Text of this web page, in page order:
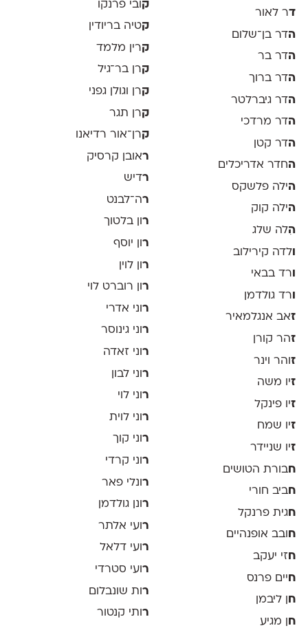
דר לאור
הדר בן־שלום
הדר בר
הדר ברוך
הדר גיברלטר
הדר מרדכי
הדר קטן
החדר אדריכלים
הילה פלשקס
הילה קוק
הִלה שלג
לדה קירילוב
ורד בבאי
רד גולדמן
זאב אנגלמאיר
זהר קורן
זוהר וינר
זיו משה
זיו פינקל
זיו שמח
זיו שניידר
חבורת הטושים
חביב חורי
ח גית פרנקל
חובב אופנהיים
חזי יעקב
חיים פרנס
ח
ן ליבמן
ח
ן מגיע
קובי פרנקו
קטיה בריודין
קרין מלמד
קרן בר־גיל
קרן וגולן גפני
קרן תגר
קרן־אור רדיאנו
ראובן קרסיק
רדיש
רה־לבנט
רון בלטוך
ר ון יוסף
ר ון לוין
רון רוברט לוי
ר וני אדרי
רוני גינוסר
ר וני זאדה
ר וני לבון
רוני לוי
ר וני לוית
רוני קוך
ר וני קרדי
ר ונלי פאר
רונן גולדמן
ר ועי אלתר
רועי דלאל
ר ועי סטרדי
רות שונבלום
ר ותי קנטור